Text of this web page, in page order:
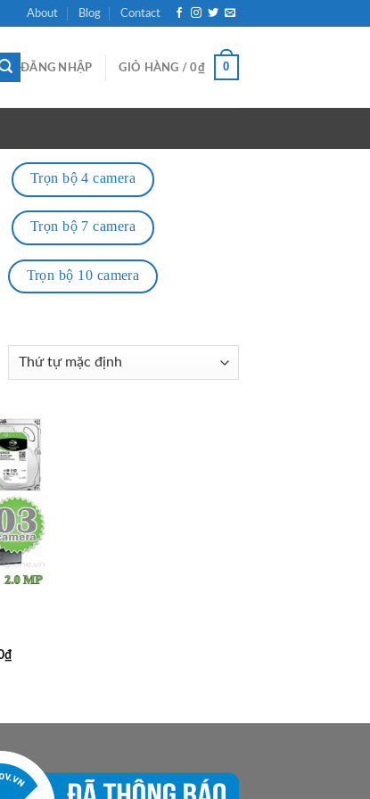
About Blog Contact
ĐĂNG NHẬP GIỎ HÀNG /0₫ 0
Trọn bộ 4 camera
Trọn bộ 7 camera
Trọn bộ 10 camera
₫